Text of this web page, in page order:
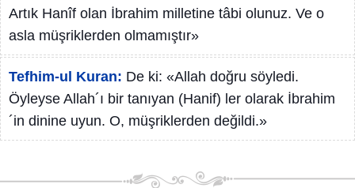
Artık Hanîf olan İbrahim milletine tâbi olunuz. Ve o
asla müşriklerden olmamıştır»
Tefhim-ul Kuran: De ki: «Allah doğru söyledi.
Öyleyse Allah´ı bir tanıyan (Hanif) ler olarak İbrahim
´in dinine uyun. O, müşriklerden değildi.»